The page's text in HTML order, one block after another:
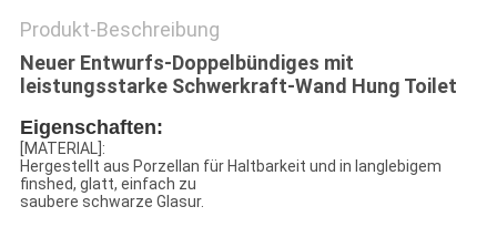
Produkt-Beschreibung
Neuer Entwurfs-Doppelbündiges mit
leistungsstarke Schwerkraft-Wand Hung Toilet
Eigenschaften:
[MATERIAL]:
Hergestellt aus Porzellan für Haltbarkeit und in langlebigem
finshed, glatt, einfach zu
saubere schwarze Glasur.